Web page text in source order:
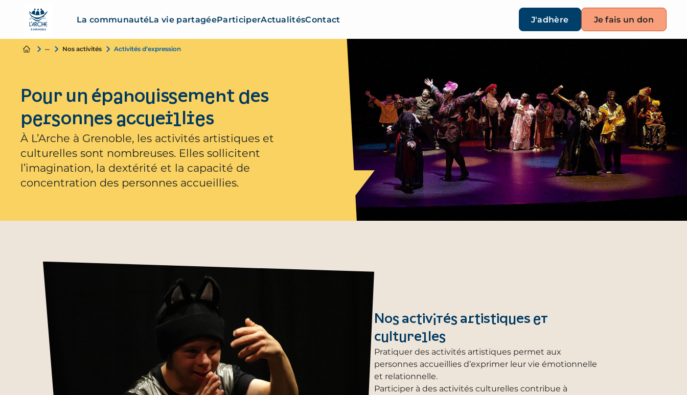
J'adhère Je fais un don
La communautéLa vie partagéeParticiperActualitésContact
La vie partagée
Nos activités Activités d’expression
Pour un épanouissement des
personnes accueillies
À L’Arche à Grenoble, les activités artistiques et
culturelles sont nombreuses. Elles sollicitent
l’imagination, la dextérité et la capacité de
concentration des personnes accueillies.
Nos activités artistiques et
culturelles
Pratiquer des activités artistiques permet aux
personnes accueillies d’exprimer leur vie émotionnelle
et relationnelle.
Participer à des activités culturelles contribue à